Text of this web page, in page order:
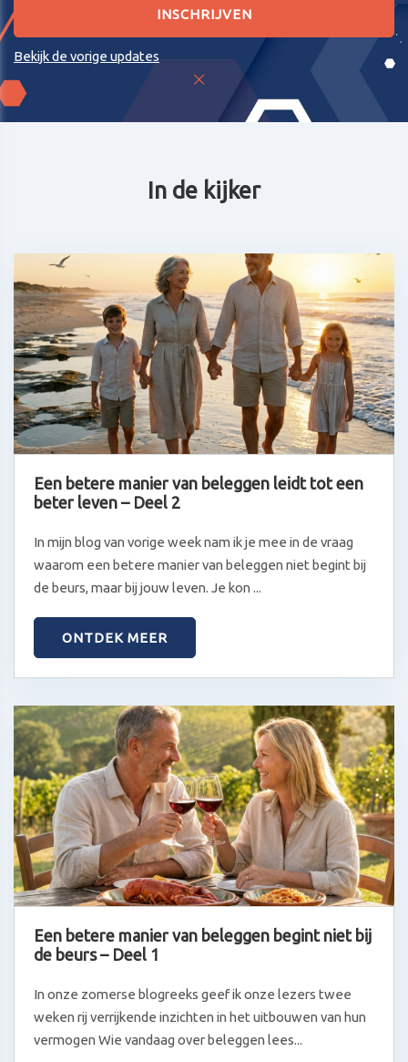
Bekijk de vorige updates
In de kijker
Een betere manier van beleggen leidt tot een
beter leven – Deel 2
In mijn blog van vorige week nam ik je mee in de vraag
waarom een betere manier van beleggen niet begint bij
de beurs, maar bij jouw leven. Je kon ...
ONTDEK MEER
Een betere manier van beleggen begint niet bij
de beurs – Deel 1
In onze zomerse blogreeks geef ik onze lezers twee
weken rij verrijkende inzichten in het uitbouwen van hun
vermogen Wie vandaag over beleggen lees...